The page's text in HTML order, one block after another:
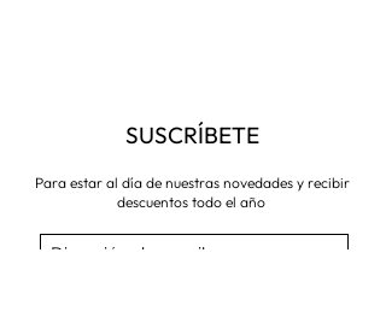
SUSCRÍBETE
Para estar al día de nuestras novedades y recibir
descuentos todo el año